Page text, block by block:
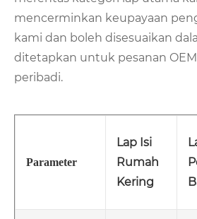
mencerminkan keupayaan
kami dan boleh disesuaikan
ditetapkan untuk pesanan OEM
peribadi.
Parameter
Lap Isi
Rumah
Kering